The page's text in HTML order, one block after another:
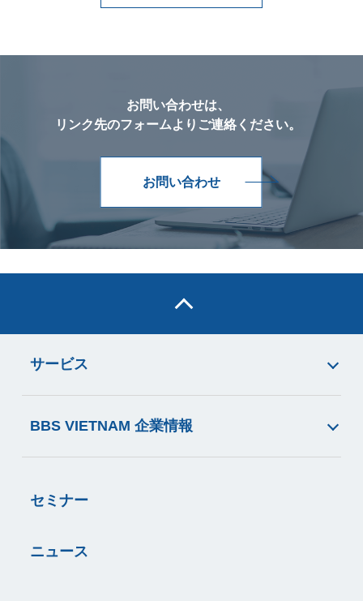
お問い合わせは、
リンク先のフォームよりご連絡ください。
お問い合わせ
サービス
BBS VIETNAM 企業情報
セミナー
ニュース